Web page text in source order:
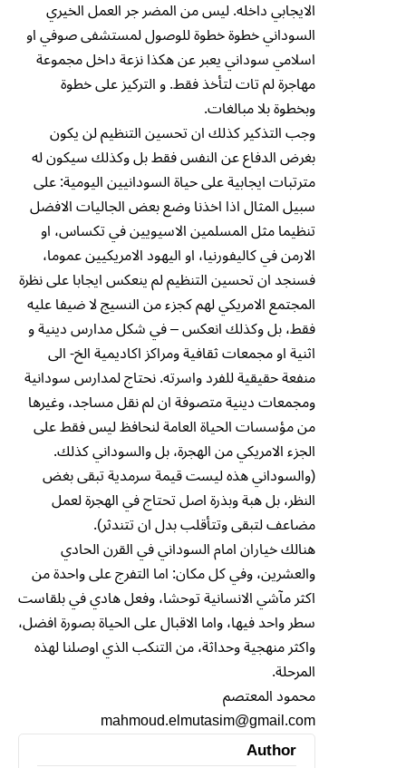
الايجابي داخله. ليس من المضر جر العمل الخيري
السوداني خطوة خطوة للوصول لمستشفى صوفي او
اسلامي سوداني يعبر عن هكذا نزعة داخل مجموعة
مهاجرة لم تات لتأخذ فقط. و التركيز على خطوة
وبخطوة بلا مبالغات.
وجب التذكير كذلك ان تحسين التنظيم لن يكون
بغرض الدفاع عن النفس فقط بل وكذلك سيكون له
مترتبات ايجابية على حياة السودانيين اليومية: على
سبيل المثال اذا اخذنا وضع بعض الجاليات الافضل
تنظيما مثل المسلمين الاسيويين في تكساس، او
الارمن في كاليفورنيا، او اليهود الامريكيين عموما،
فسنجد ان تحسين التنظيم لم ينعكس ايجابا على نظرة
المجتمع الامريكي لهم كجزء من النسيج لا ضيفا عليه
فقط، بل وكذلك انعكس – في شكل مدارس دينية و
اثنية او مجمعات ثقافية ومراكز اكاديمية الخ- الى
منفعة حقيقية للفرد واسرته. نحتاج لمدارس سودانية
ومجمعات دينية متصوفة ان لم نقل مساجد، وغيرها
من مؤسسات الحياة العامة لنحافظ ليس فقط على
الجزء الامريكي من الهجرة، بل والسوداني كذلك.
(والسوداني هذه ليست قيمة سرمدية تبقى بغض
النظر، بل هبة وبذرة اصل تحتاج في الهجرة لعمل
مضاعف لتبقى وتتأقلب بدل ان تتندثر).
هنالك خياران امام السوداني في القرن الحادي
والعشرين، وفي كل مكان: اما التفرج على واحدة من
اكثر مآشي الانسانية توحشا، وفعل هادي في بلقاست
سطر واحد فيها، واما الاقبال على الحياة بصورة افضل،
واكثر منهجية وحداثة، من التنكب الذي اوصلنا لهذه
المرحلة.
محمود المعتصم
mahmoud.elmutasim@gmail.com
Author